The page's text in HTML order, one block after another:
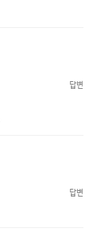
답변
답변